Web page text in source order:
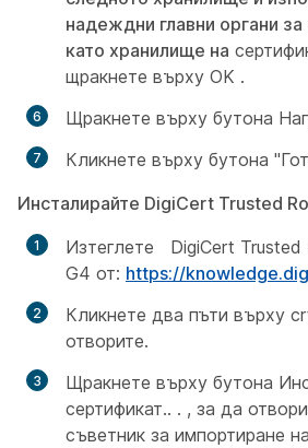
надеждни главни органи
като хранилище на
щракнете върху OK .
Щракнете върху бутона
Кликнете върху бутона
Инсталирайте DigiCert Trusted
Изтеглете DigiCert Trusted
G4 от: https://
Кликнете два пъти върху
отворите.
Щракнете върху бутона
сертификат.. . , за да
съветник за импортиране на